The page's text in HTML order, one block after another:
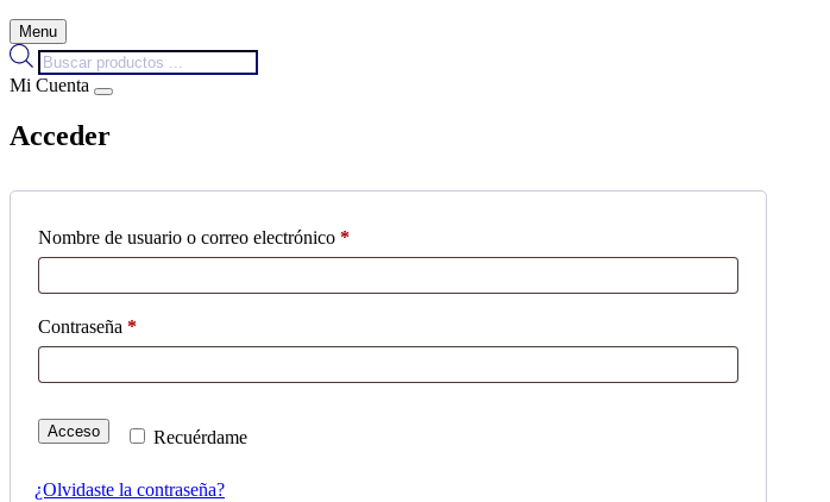
Menu
Búsqueda
de
productos
Mi Cuenta
Acceder
Nombre de usuario o correo electrónico *Obligatorio
Contraseña *Obligatorio
Recuérdame
Acceso
¿Olvidaste la contraseña?